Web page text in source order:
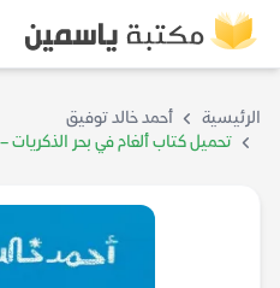
الرئيسية
أحمد خالد توفيق
تحميل كتاب ألغام في بحر الذكريات